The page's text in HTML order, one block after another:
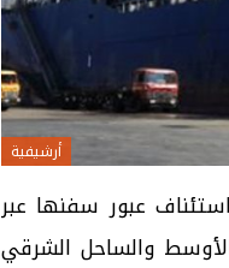
أرشيفية
عبور سفنها عبر
والساحل الشرقي